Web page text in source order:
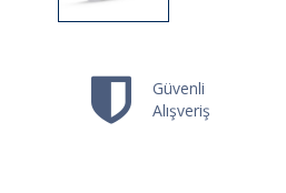
Güvenli
Alışveriş